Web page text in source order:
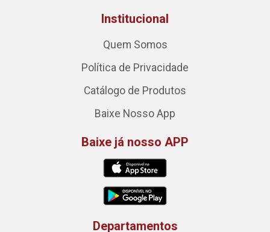
Institucional
Quem Somos
Política de Privacidade
Catálogo de Produtos
Baixe Nosso App
Baixe já nosso APP
Departamentos